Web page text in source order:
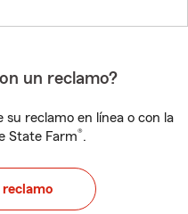
un reclamo?
su reclamo en línea o con la
State Farm®.
reclamo